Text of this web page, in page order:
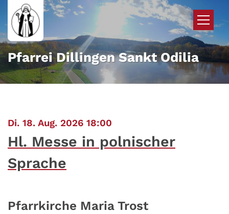
Zum Inhalt springen
Pfarrei Dillingen Sankt Odilia
Di. 18. Aug. 2026 18:00
Hl. Messe in polnischer
Sprache
Pfarrkirche Maria Trost